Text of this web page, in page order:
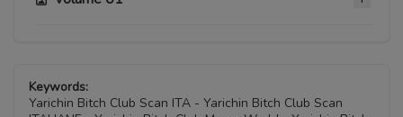
Capitolo 08.8
09 Ottobre 2020
Keywords:
Yarichin Bitch Club Scan ITA - Yarichin Bitch Club Scan